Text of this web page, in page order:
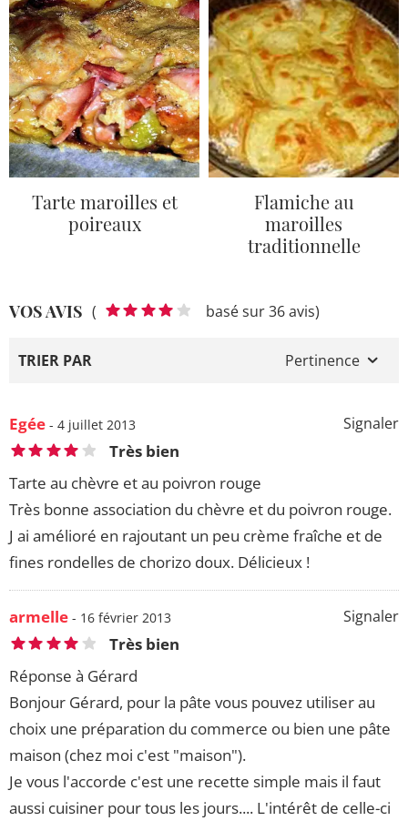
Tarte maroilles et
poireaux
Flamiche au
maroilles
traditionnelle
VOS AVIS ( basé sur 36 avis)
TRIER PAR Pertinence
Signaler
Egée - 4 juillet 2013
Très bien
Tarte au chèvre et au poivron rouge
Très bonne association du chèvre et du poivron rouge.
J ai amélioré en rajoutant un peu crème fraîche et de
fines rondelles de chorizo doux. Délicieux !
Signaler
armelle - 16 février 2013
Très bien
Réponse à Gérard
Bonjour Gérard, pour la pâte vous pouvez utiliser au
choix une préparation du commerce ou bien une pâte
maison (chez moi c'est "maison").
Je vous l'accorde c'est une recette simple mais il faut
aussi cuisiner pour tous les jours.... L'intérêt de celle-ci